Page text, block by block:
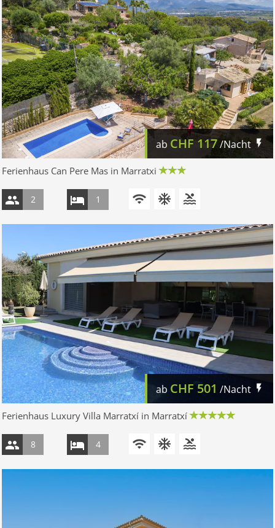
ab CHF 117/Nacht
Ferienhaus Can Pere Mas in Marratxi
2 1
ab CHF 501 /Nacht
Ferienhaus Luxury Villa Marratxí in Marratxí
8 4